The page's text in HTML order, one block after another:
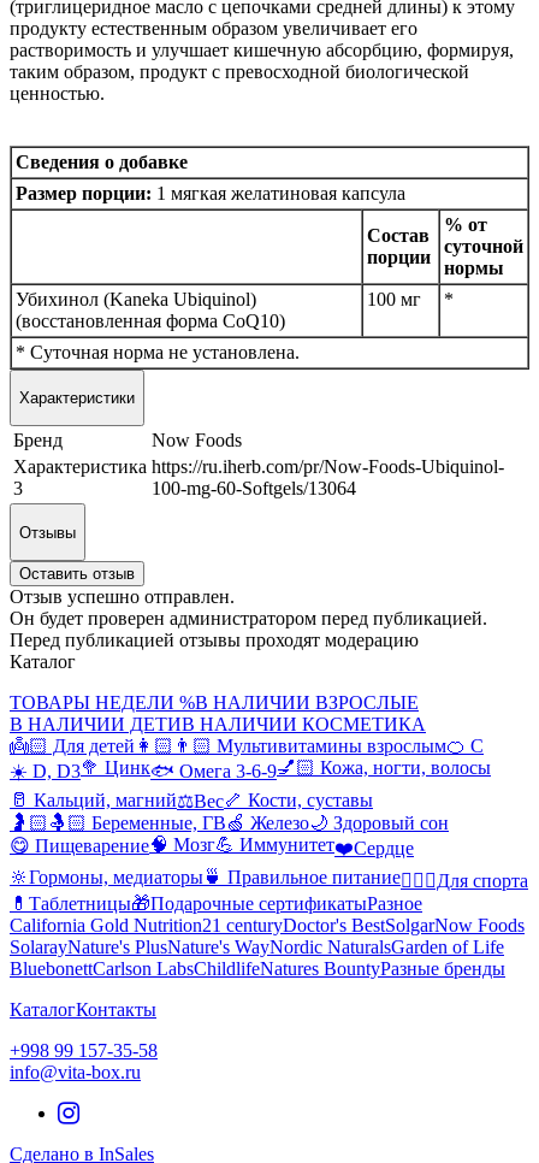
(триглицеридное масло с цепочками средней длины) к этому
продукту естественным образом увеличивает его
растворимость и улучшает кишечную абсорбцию, формируя,
таким образом, продукт с превосходной биологической
ценностью.
Сведения о добавке
Размер порции: 1 мягкая желатиновая капсула
Состав
порции
% от
суточной
нормы
Убихинол (Kaneka Ubiquinol)
(восстановленная форма CoQ10)
100 мг *
* Суточная норма не установлена.
Характеристики
Бренд
Now Foods
Характеристика
3
https://ru.iherb.com/pr/Now-Foods-Ubiquinol-
100-mg-60-Softgels/13064
Отзывы
Оставить отзыв
Отзыв успешно отправлен.
Он будет проверен администратором перед публикацией.
Перед публикацией отзывы проходят модерацию
Каталог
ТОВАРЫ НЕДЕЛИ %В НАЛИЧИИ ВЗРОСЛЫЕ
В НАЛИЧИИ ДЕТИВ НАЛИЧИИ КОСМЕТИКА
👼🏻 Для детей 👩🏻👨🏻 Мультивитамины взрослым🍊 С
☀️ D, D3🥦 Цинк🐟 Омега 3-6-9💅🏻 Кожа, ногти, волосы
🥛 Кальций, магний⚖️Вес🦴 Кости, суставы
🤰🏻🤱🏻 Беременные, ГВ🍏 Железо🌙 Здоровый сон
😋 Пищеварение🧠 Мозг💪 Иммунитет❤️Сердце
🔆Гормоны, медиаторы🍵 Правильное питание🤸🏻‍♀️Для спорта
💊Таблетницы🎁Подарочные сертификатыРазное
California Gold Nutrition21 centuryDoctor's BestSolgarNow Foods
SolarayNature's PlusNature's WayNordic NaturalsGarden of Life
BluebonettCarlson LabsChildlifeNatures BountyРазные бренды
КаталогКонтакты
+998 99 157-35-58
info@vita-box.ru
Сделано в InSales